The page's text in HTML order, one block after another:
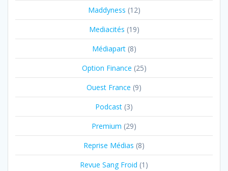
Maddyness (12)
Mediacités (19)
Médiapart(8)
Option Finance (25)
Ouest France (9)
Podcast (3)
Premium (29)
Reprise Médias (8)
Revue Sang Froid (1)